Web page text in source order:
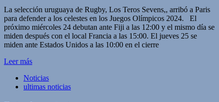
Compartir
La selección uruguaya de Rugby, Los Teros Sevens,, arribó a Paris
para defender a los celestes en los Juegos Olímpicos 2024. El
próximo miércoles 24 debutan ante Fiji a las 12:00 y el mismo día se
miden después con el local Francia a las 15:00. El jueves 25 se
miden ante Estados Unidos a las 10:00 en el cierre
Leer más
Noticias
ultimas noticias